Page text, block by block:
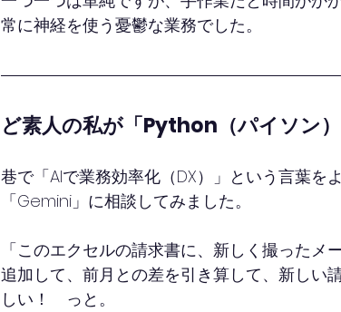
常に神経を使う憂鬱な業務でした。
ど素人の私が「Python（パイソン
巷で「AIで業務効率化（DX）」という言葉を
「Gemini」に相談してみました。
「このエクセルの請求書に、新しく撮った
追加して、前月との差を引き算して、新しい
しい！　っと。